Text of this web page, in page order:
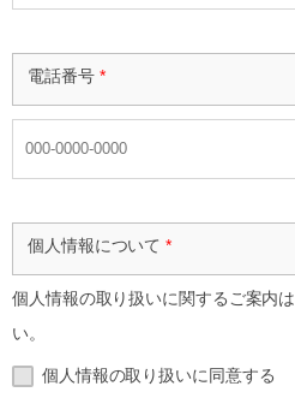
電話番号 *
個人情報について*
個人情報の取り扱いに関するご案内は
い。
個人情報の取り扱いに同意する